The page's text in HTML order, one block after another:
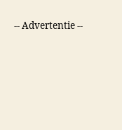
-- Advertentie --